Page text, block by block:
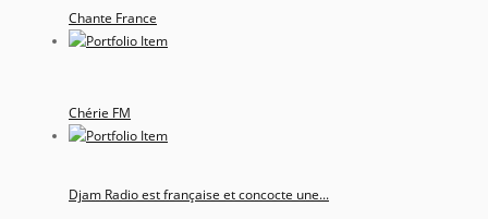
Chante France
Chérie FM
Djam Radio est française et concocte une...